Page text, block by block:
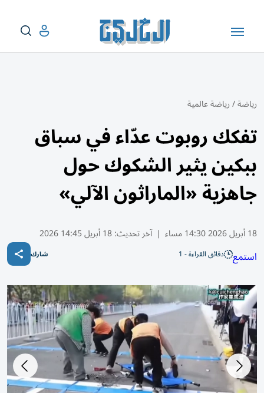
رياضة/رياضة عالمية
تفكك روبوت عدّاء في سباق
ببكين يثير الشكوك حول
جاهزية «الماراثون الآلي»
18 أبريل 2026 14:30 مساء | آخر تحديث:18 أبريل 14:45 2026
استمع دقائق القراءة - 1 شارك